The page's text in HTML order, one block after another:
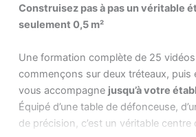
Construisez pas à pas un véritable
Construisez pas à pas un véritable
seulement 0,5 m²
Une formation complète de 25
commençons sur deux tréteaux, puis
vous accompagne jusqu’à votre
Équipé d’une table de défonceuse,
de précision, c’est un véritable centre